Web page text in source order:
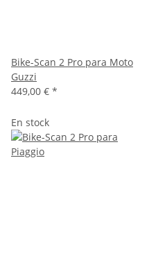
Bike-Scan 2 Pro para Moto
Guzzi
449,00 € *
En stock